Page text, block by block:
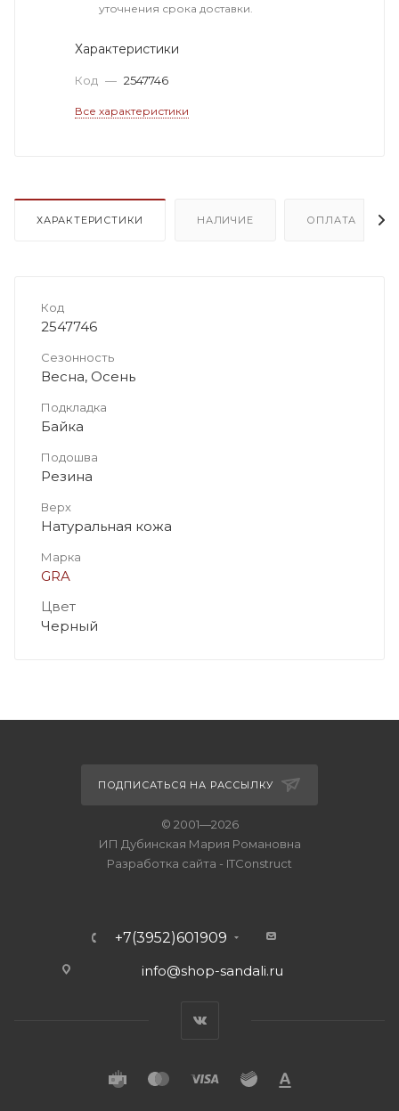
уточнения срока доставки.
Характеристики
Код — 2547746
Все характеристики
ХАРАКТЕРИСТИКИ НАЛИЧИЕ ОПЛАТА
Код
2547746
Сезонность
Весна, Осень
Подкладка
Байка
Подошва
Резина
Верх
Натуральная кожа
Марка
GRA
Цвет
Черный
ПОДПИСАТЬСЯ НА РАССЫЛКУ
© 2001—2026
ИП Дубинская Мария Романовна
Разработка сайта - ITConstruct
+7(3952)601909
info@shop-sandali.ru